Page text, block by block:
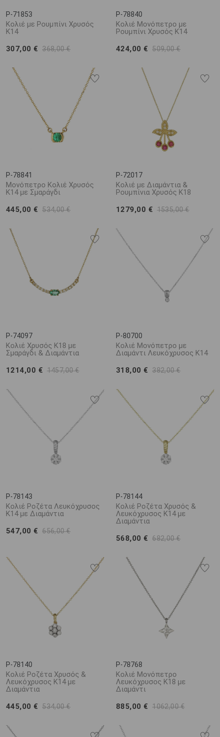
P-71853
Κολιέ με Ρουμπίνι Χρυσός
Κ14
307,00 € 368,00 €
P-78840
Κολιέ Μονόπετρο με
Ρουμπίνι Χρυσός Κ14
424,00 € 509,00 €
P-78841
Μονόπετρο Κολιέ Χρυσός
Κ14 με Σμαράγδι
445,00 € 534,00 €
P-72017
Κολιέ με Διαμάντια &
Ρουμπίνια Χρυσός Κ18
1279,00 € 1535,00 €
P-74097
Κολιέ Χρυσός Κ18 με
Σμαράγδι & Διαμάντια
1214,00 € 1457,00 €
P-80700
Κολιέ Μονόπετρο με
Διαμάντι Λευκόχρυσος K14
318,00 € 382,00 €
P-78143
Κολιέ Ροζέτα Λευκόχρυσος
Κ14 με Διαμάντια
547,00 € 656,00 €
P-78144
Κολιέ Ροζέτα Χρυσός &
Λευκόχρυσος Κ14 με
Διαμάντια
568,00 € 682,00 €
P-78140
Κολιέ Ροζέτα Χρυσός &
Λευκόχρυσος Κ14 με
Διαμάντια
445,00 € 534,00 €
P-78768
Κολιέ Μονόπετρο
Λευκόχρυσος Κ18 με
Διαμάντι
885,00 € 1062,00 €